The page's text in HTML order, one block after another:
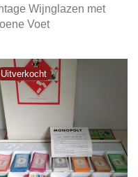
Wijnglazen met
Voet